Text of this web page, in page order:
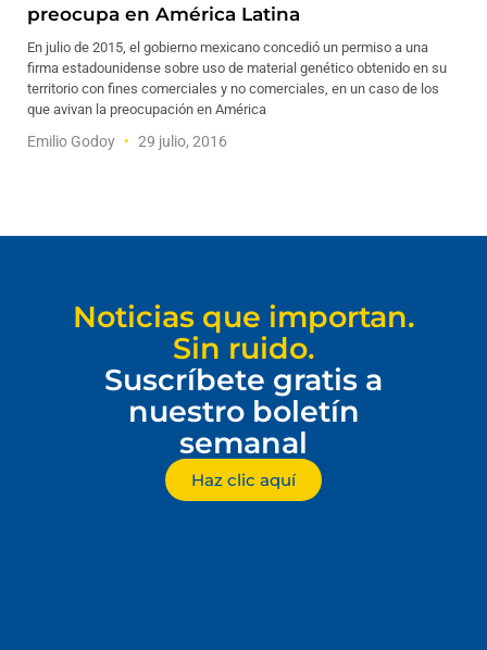
preocupa en América Latina
En julio de 2015, el gobierno mexicano concedió un permiso a una
firma estadounidense sobre uso de material genético obtenido en su
territorio con fines comerciales y no comerciales, en un caso de los
que avivan la preocupación en América
Emilio Godoy 29 julio, 2016
Noticias que importan.
Sin ruido.
Suscríbete gratis a
nuestro boletín
semanal
Haz clic aquí